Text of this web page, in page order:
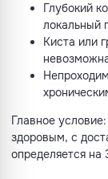
Глубокий
локальный
Киста или
Главное
здоровым, с
определяется на